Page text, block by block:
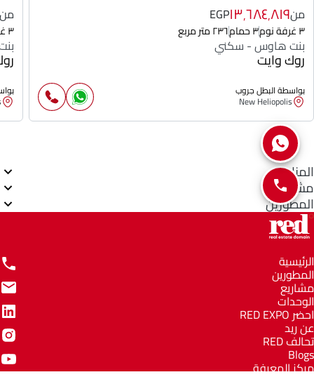
من١٣٬٦٨٤٬٨١٩EGP
٣ غرفة نوم ٣ حمام ٢٣٦ متر مربع
بنت هاوس - سكني
روك وايت
بواسطة البطل جروب
New Heliopolis
من
٣ غرفة نوم
المناطق
مشاريع
المطورين
الرئيسية
المطورين
مشاريع
الوحدات
احضر RED EXPO
عن ريد
تحالف RED
Blogs
مركز المعرفة